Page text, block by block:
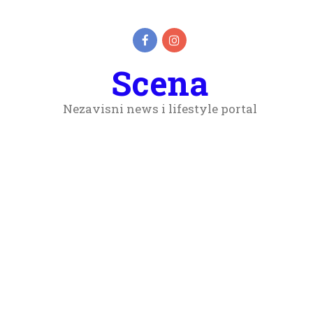
Scena
Nezavisni news i lifestyle portal